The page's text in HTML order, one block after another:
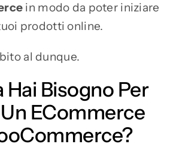
in modo da poter iniziare
prodotti online.
al dunque.
Hai Bisogno Per
ECommerce